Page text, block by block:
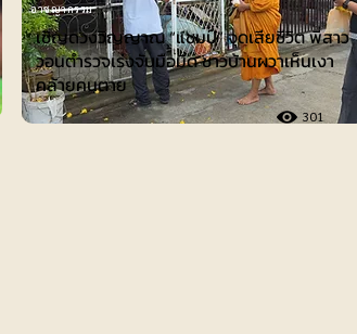
เชิญดวงวิญญาณ “แชมป์” จุดเสียชีวิต พี่สาว
วอนตำรวจเร่งจับมือมีด ชาวบ้านผวาเห็นเงา
คล้ายคนตาย
อาชญากรรม
301